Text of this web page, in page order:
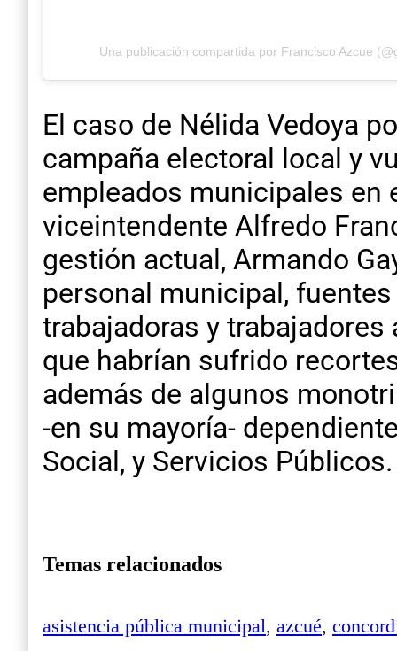
Una publicación compartida por Francisco Azcue
El caso de Nélida Vedoya
campaña electoral local y
empleados municipales en
viceintendente Alfredo
gestión actual, Armando
personal municipal,
trabajadoras y
que habrían sufrido
además de algunos
-en su mayoría-
Social, y Servicios Públicos.
Temas relacionados
asistencia pública municipal, azcué,